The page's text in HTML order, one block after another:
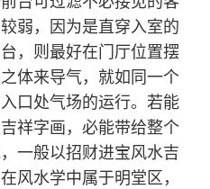
弱，因为是直穿入室的
，则最好在门厅位置摆
体来导气，就如同一个
口处气场的运行。若能
祥字画，必能带给整个
一般以招财进宝风水吉
风水学中属于明堂区，